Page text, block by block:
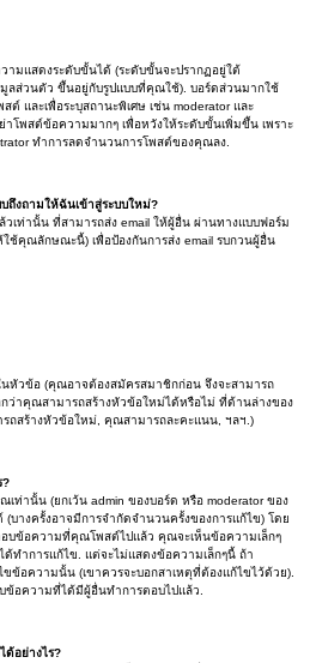
มแสดงระดับขั้นได้ (ระดับขั้นจะปรากฏอยู่ใต้
ลส่วนตัว ขึ้นอยู่กับรูปแบบที่คุณใช้). บอร์ดส่วนมากใช้
และเพื่อระบุสถานะพิเศษ เช่น moderator และ
โพสต์ข้อความมากๆ เพื่อหวังให้ระดับขั้นเพิ่มขึ้น เพราะ
ทำการลดจำนวนการโพสต์ของคุณลง.
ถึงถามให้ฉันเข้าสู่ระบบใหม่?
เท่านั้น ที่สามารถส่ง email ให้ผู้อื่น ผ่านทางแบบฟอร์ม
ช้คุณลักษณะนี้) เพื่อป้องกันการส่ง email รบกวนผู้อื่น
หัวข้อ (คุณอาจต้องสมัครสมาชิกก่อน จึงจะสามารถ
าคุณสามารถสร้างหัวข้อใหม่ได้หรือไม่ ที่ด้านล่างของ
ถสร้างหัวข้อใหม่, คุณสามารถละคะแนน, ฯลฯ.)
?
านั้น (ยกเว้น admin ของบอร์ด หรือ moderator ของ
างครั้งอาจมีการจำกัดจำนวนครั้งของการแก้ไข) โดย
ข้อความที่คุณโพสต์ไปแล้ว คุณจะเห็นข้อความเล็กๆ
ำการแก้ไข. แต่จะไม่แสดงข้อความเล็กๆนี้ ถ้า
ขข้อความนั้น (เขาควรจะบอกสาเหตุที่ต้องแก้ไขไว้ด้วย).
ข้อความที่ได้มีผู้อื่นทำการตอบไปแล้ว.
ด้อย่างไร?